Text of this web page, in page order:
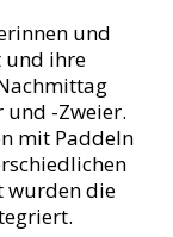
und
und ihre
und -Zweier.
mit Paddeln
wurden die